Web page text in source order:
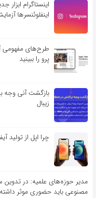
اینفلوئنسرها
پرو را ببینید
بازگشت آنی وجه
زیبال
چرا اپل از تولید آیفون 14 مینی
مدیر حوزه‌های علمیه: در
مصنوعی باید حضوری موثر